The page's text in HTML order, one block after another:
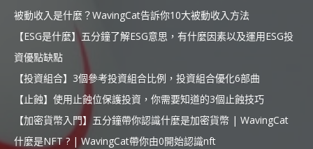
被動收入是什麼？WavingCat告訴你10大被動收入方法
【ESG是什麼】五分鐘了解ESG意思，有什麼因素以及運用ESG投
資優點缺點
【投資組合】3個參考投資組合比例，投資組合優化6部曲
【止蝕】使用止蝕位保護投資，你需要知道的3個止蝕技巧
【加密貨幣入門】五分鐘帶你認識什麼是加密貨幣 | WavingCat
什麼是NFT ? | WavingCat帶你由0開始認識nft